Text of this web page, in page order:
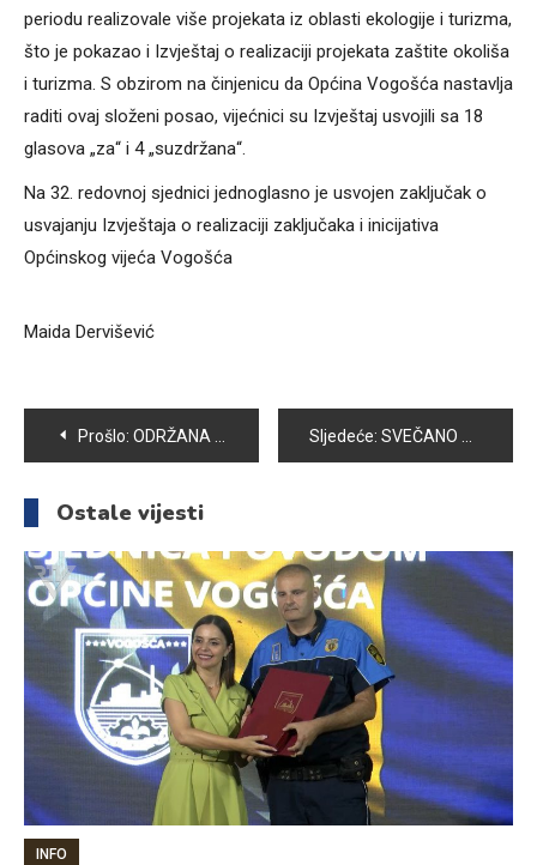
periodu realizovale više projekata iz oblasti ekologije i turizma,
što je pokazao i Izvještaj o realizaciji projekata zaštite okoliša
i turizma. S obzirom na činjenicu da Općina Vogošća nastavlja
raditi ovaj složeni posao, vijećnici su Izvještaj usvojili sa 18
glasova „za“ i 4 „suzdržana“.
Na 32. redovnoj sjednici jednoglasno je usvojen zaključak o
usvajanju Izvještaja o realizaciji zaključaka i inicijativa
Općinskog vijeća Vogošća
Maida Dervišević
Navigacija
članaka
Prošlo: ODRŽANA SVEČANA SJEDNICA OPĆINSKOG VIJEĆA VOGOŠĆA. Sljedeće: SVEČANO OBILJEŽEN ZAVRŠETAK RADOVA NA KLIZIŠTU DRESKOVAČA
Ostale vijesti
INFO